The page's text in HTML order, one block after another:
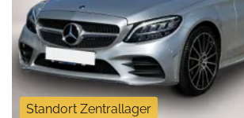
Standort Zentrallager